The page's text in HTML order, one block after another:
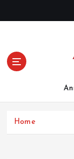
Home